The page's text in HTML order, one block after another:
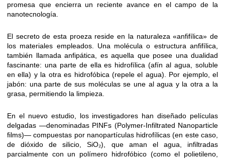
promesa que encierra un reciente avance en el campo de la
nanotecnología.
El secreto de esta proeza reside en la naturaleza «anfifílica» de
los materiales empleados. Una molécula o estructura anfifílica,
también llamada anfipática, es aquella que posee una dualidad
fascinante: una parte de ella es hidrofílica (afín al agua, soluble
en ella) y la otra es hidrofóbica (repele el agua). Por ejemplo, el
jabón: una parte de sus moléculas se une al agua y la otra a la
grasa, permitiendo la limpieza.
En el nuevo estudio, los investigadores han diseñado películas
delgadas —denominadas PINFs (Polymer-Infiltrated Nanoparticle
films)— compuestas por nanopartículas hidrofílicas (en este caso,
de dióxido de silicio, SiO₂), que aman el agua, infiltradas
parcialmente con un polímero hidrofóbico (como el polietileno,